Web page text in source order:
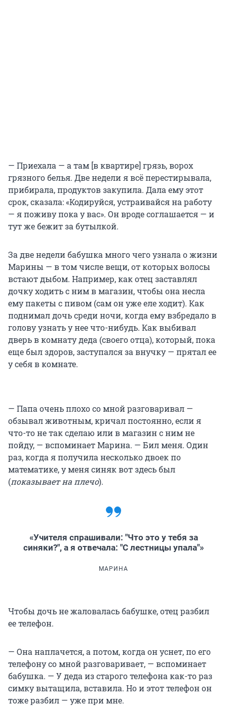
— Приехала — а там [в квартире] грязь, ворох
грязного белья. Две недели я всё перестирывала,
прибирала, продуктов закупила. Дала ему этот
срок, сказала: «Кодируйся, устраивайся на работу
— я поживу пока у вас». Он вроде соглашается — и
тут же бежит за бутылкой.
За две недели бабушка много чего узнала о жизни
Марины — в том числе вещи, от которых волосы
встают дыбом. Например, как отец заставлял
дочку ходить с ним в магазин, чтобы она несла
ему пакеты с пивом (сам он уже еле ходит). Как
поднимал дочь среди ночи, когда ему взбредало в
голову узнать у нее что-нибудь. Как выбивал
дверь в комнату деда (своего отца), который, пока
еще был здоров, заступался за внучку — прятал ее
у себя в комнате.
— Папа очень плохо со мной разговаривал —
обзывал животным, кричал постоянно, если я
что-то не так сделаю или в магазин с ним не
пойду, — вспоминает Марина. — Бил меня. Один
раз, когда я получила несколько двоек по
математике, у меня синяк вот здесь был
(показывает на плечо).
«Учителя спрашивали: "Что это у тебя за
синяки?", а я отвечала: "С лестницы упала"»
МАРИНА
Чтобы дочь не жаловалась бабушке, отец разбил
ее телефон.
— Она наплачется, а потом, когда он уснет, по его
телефону со мной разговаривает, — вспоминает
бабушка. — У деда из старого телефона как-то раз
симку вытащила, вставила. Но и этот телефон он
тоже разбил — уже при мне.